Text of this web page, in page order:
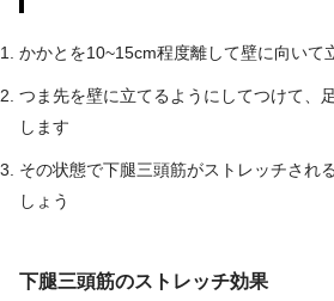
かかとを10~15cm程度離して壁に向いて
つま先を壁に立てるようにしてつけて、
します
その状態で下腿三頭筋がストレッチされ
しょう
下腿三頭筋のストレッチ効果